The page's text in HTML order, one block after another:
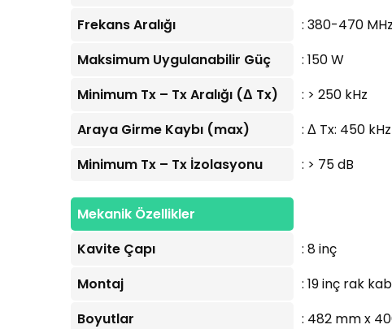
Frekans Aralığı
: 380-470 MHz
Maksimum Uygulanabilir Güç
: 150 W
Minimum Tx – Tx Aralığı (Δ Tx)
: > 250 kHz
Araya Girme Kaybı (max)
: Δ Tx: 450
Minimum Tx – Tx İzolasyonu
: > 75 dB
Mekanik Özellikler
Kavite Çapı
: 8 inç
Montaj
: 19 inç rak
Boyutlar
: 482 mm x